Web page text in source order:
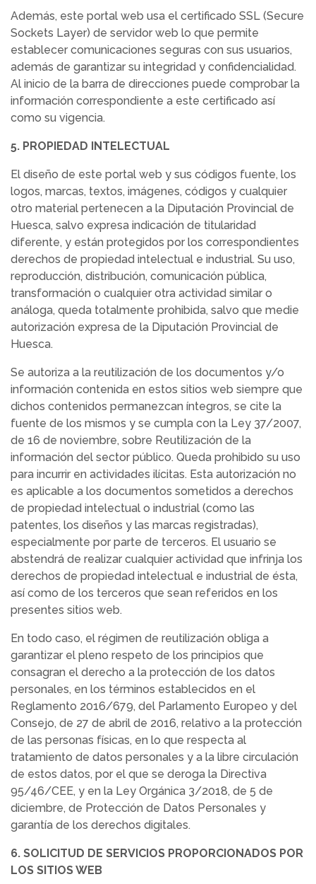
Además, este portal web usa el certificado SSL (Secure
Sockets Layer) de servidor web lo que permite
establecer comunicaciones seguras con sus usuarios,
además de garantizar su integridad y confidencialidad.
Al inicio de la barra de direcciones puede comprobar la
información correspondiente a este certificado así
como su vigencia.
5. PROPIEDAD INTELECTUAL
El diseño de este portal web y sus códigos fuente, los
logos, marcas, textos, imágenes, códigos y cualquier
otro material pertenecen a la Diputación Provincial de
Huesca, salvo expresa indicación de titularidad
diferente, y están protegidos por los correspondientes
derechos de propiedad intelectual e industrial. Su uso,
reproducción, distribución, comunicación pública,
transformación o cualquier otra actividad similar o
análoga, queda totalmente prohibida, salvo que medie
autorización expresa de la Diputación Provincial de
Huesca.
Se autoriza a la reutilización de los documentos y/o
información contenida en estos sitios web siempre que
dichos contenidos permanezcan íntegros, se cite la
fuente de los mismos y se cumpla con la Ley 37/2007,
de 16 de noviembre, sobre Reutilización de la
información del sector público. Queda prohibido su uso
para incurrir en actividades ilícitas. Esta autorización no
es aplicable a los documentos sometidos a derechos
de propiedad intelectual o industrial (como las
patentes, los diseños y las marcas registradas),
especialmente por parte de terceros. El usuario se
abstendrá de realizar cualquier actividad que infrinja los
derechos de propiedad intelectual e industrial de ésta,
así como de los terceros que sean referidos en los
presentes sitios web.
En todo caso, el régimen de reutilización obliga a
garantizar el pleno respeto de los principios que
consagran el derecho a la protección de los datos
personales, en los términos establecidos en el
Reglamento 2016/679, del Parlamento Europeo y del
Consejo, de 27 de abril de 2016, relativo a la protección
de las personas físicas, en lo que respecta al
tratamiento de datos personales y a la libre circulación
de estos datos, por el que se deroga la Directiva
95/46/CEE, y en la Ley Orgánica 3/2018, de 5 de
diciembre, de Protección de Datos Personales y
garantía de los derechos digitales.
6. SOLICITUD DE SERVICIOS PROPORCIONADOS POR
LOS SITIOS WEB